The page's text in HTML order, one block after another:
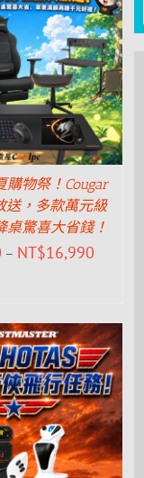
購物祭！Cougar
送，多款萬元級
桌驚喜大省錢！
– NT$16,990